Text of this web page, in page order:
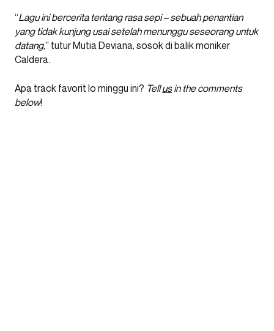
“Lagu ini bercerita tentang rasa sepi – sebuah penantian
yang tidak kunjung usai setelah menunggu seseorang untuk
datang,” tutur Mutia Deviana, sosok di balik moniker
Caldera.
Apa track favorit lo minggu ini? Tellusin the comments
below!